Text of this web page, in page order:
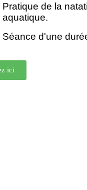
Pratique de la
aquatique.
Séance d'une
ici